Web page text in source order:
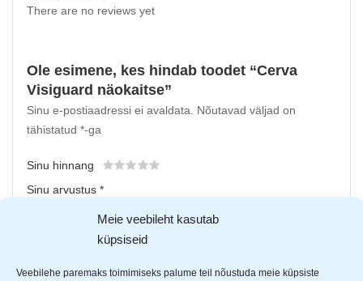
Meie veebileht kasutab
küpsiseid
Veebilehe paremaks toimimiseks palume teil nõustuda meie küpsiste
There are no reviews yet
Ole esimene, kes hindab toodet “Cerva
Visiguard näokaitse”
Sinu e-postiaadressi ei avaldata.
Nõutavad väljad on
tähistatud *-ga
Sinu hinnang
Sinu arvustus *